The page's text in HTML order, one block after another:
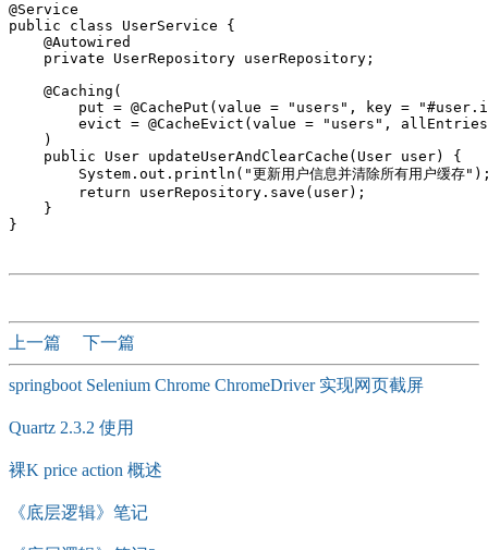
@Service
public class UserService {
    @Autowired
    private UserRepository userRepository;
    @Caching(
put = @CachePut(value = "users", key =
evict = @CacheEvict(value = "users",
    )
    public User updateUserAndClearCache(User user) {
System.out.println("更新用户信息并清除所有用户缓存
        return userRepository.save(user);
    }
}
上一篇 下一篇
springboot Selenium Chrome ChromeDriver 实现网页截屏
Quartz 2.3.2 使用
裸K price action 概述
《底层逻辑》笔记